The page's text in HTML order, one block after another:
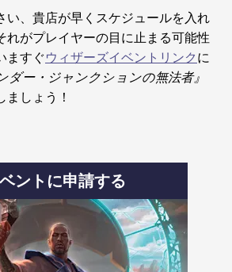
い、貴店が早くスケジュールを入れ
れがプレイヤーの目に止まる可能性
ますぐウィザーズイベントリンクに
ダー・ジャンクションの無法者』
しょう！
ントに申請する